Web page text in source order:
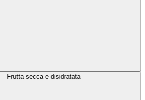
Frutta secca e disidratata